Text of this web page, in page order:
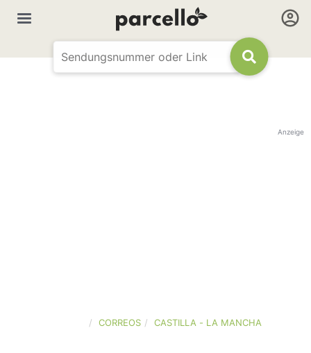
Anzeige
CORREOS CASTILLA - LA MANCHA